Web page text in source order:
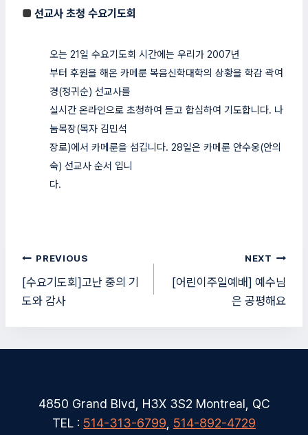
■ 선교사 초청 수요기도회
오는 21일 수요기도회 시간에는 우리가 2007년
부터 후원을 해온 카메룬 복음신학대학의 상황을 학감 곽여
경(정귀순) 선교사를
실시간 온라인으로 초청하여 듣고 합심하여 기도합니다. 나
눔목장(목자 김민석
장로)에서 카메룬을 섬깁니다. 28일은 카메룬 안수웅(안의
숙) 선교사 순서 입니
다.
글
탐
색
PREVIOUS
[수요기도회]고난 중의 기
도와 감사
NEXT
[어린이주일예배] 예수님
은 공평해요
4850 Grand Blvd, H3X 3S2 Montreal, QC
TEL : 514-313-6799 514-892-4729